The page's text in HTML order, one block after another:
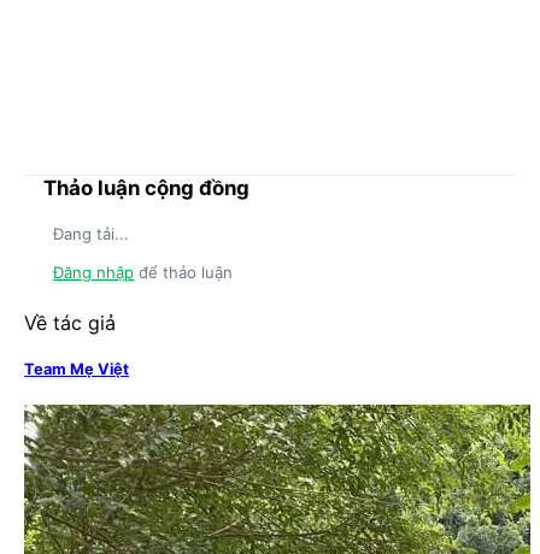
Thảo luận cộng đồng
Đang tải...
Đăng nhập để thảo luận
Về tác giả
Team Mẹ Việt